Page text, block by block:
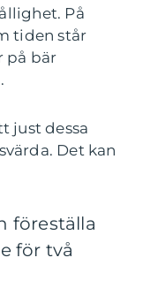
På
tiden står
på bär
just dessa
Det kan
föreställa
för två